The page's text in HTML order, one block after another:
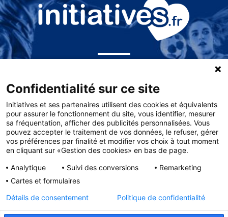
FÉDÉRATIONS
ETLIGUES SPORTIVES
Confidentialité sur ce site
Initiatives et ses partenaires utilisent des cookies et équivalents
pour assurer le fonctionnement du site, vous identifier, mesurer
sa fréquentation, afficher des publicités personnalisées. Vous
pouvez accepter le traitement de vos données, le refuser, gérer
vos préférences par finalité et modifier vos choix à tout moment
en cliquant sur «Gestion des cookies» en bas de page.
Analytique
Suivi des conversions
Remarketing
Cartes et formulaires
Détails de consentement
Politique de confidentialité